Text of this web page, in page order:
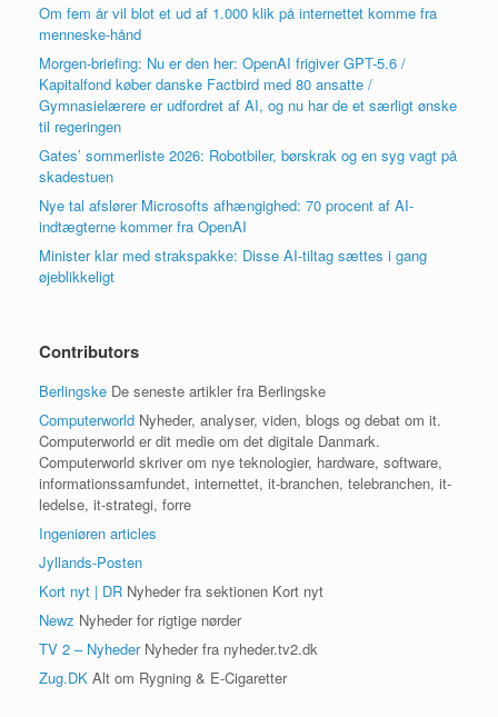
Om fem år vil blot et ud af 1.000 klik på internettet komme fra
menneske-hånd
Morgen-briefing: Nu er den her: OpenAI frigiver GPT-5.6 /
Kapitalfond køber danske Factbird med 80 ansatte /
Gymnasielærere er udfordret af AI, og nu har de et særligt ønske
til regeringen
Gates’ sommerliste 2026: Robotbiler, børskrak og en syg vagt på
skadestuen
Nye tal afslører Microsofts afhængighed: 70 procent af AI-
indtægterne kommer fra OpenAI
Minister klar med strakspakke: Disse AI-tiltag sættes i gang
øjeblikkeligt
Contributors
Berlingske De seneste artikler fra Berlingske
Computerworld Nyheder, analyser, viden, blogs og debat om it.
Computerworld er dit medie om det digitale Danmark.
Computerworld skriver om nye teknologier, hardware, software,
informationssamfundet, internettet, it-branchen, telebranchen, it-
ledelse, it-strategi, forre
Ingeniøren articles
Jyllands-Posten
Kort nyt | DR Nyheder fra sektionen Kort nyt
Newz Nyheder for rigtige nørder
TV 2 – NyhederNyheder fra nyheder.tv2.dk
Zug.DK Alt om Rygning & E-Cigaretter